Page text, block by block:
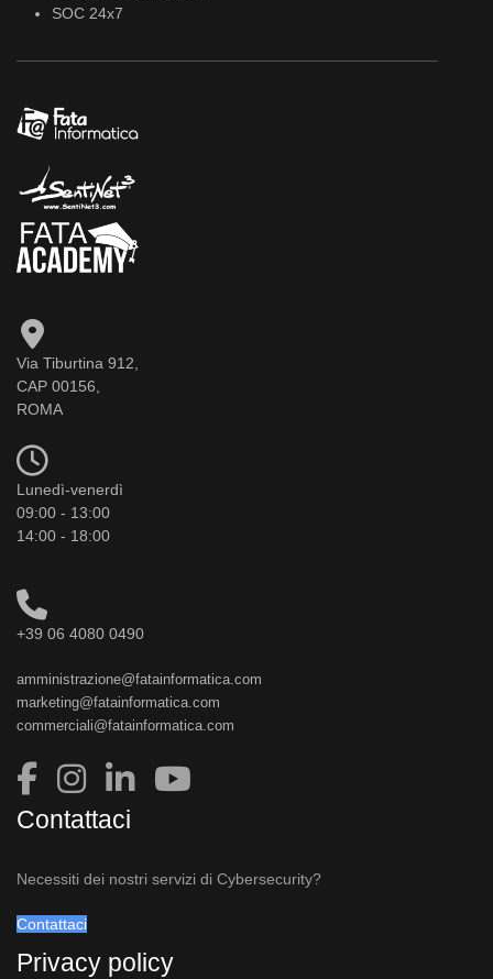
SOC 24x7
Via Tiburtina 912,
CAP 00156,
ROMA
Lunedì-venerdì
09:00 - 13:00
14:00 - 18:00
+39 06 4080 0490
amministrazione@fatainformatica.com
marketing@fatainformatica.com
commerciali@fatainformatica.com
Contattaci
Necessiti dei nostri servizi di Cybersecurity?
Contattaci
Privacy policy